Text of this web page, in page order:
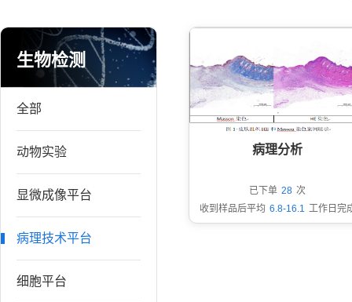
生物检测
全部
动物实验
显微成像平台
病理技术平台
细胞平台
病理分析
已下单 28 次
收到样品后平均 6.8-16.1 工作日完